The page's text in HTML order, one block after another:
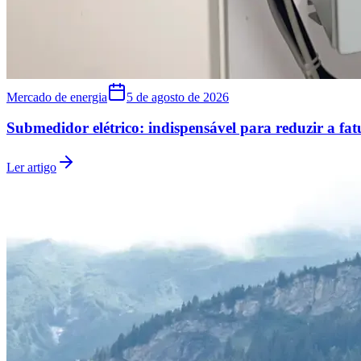
Mercado de energia 5 de agosto de 2026
Submedidor elétrico: indispensável para reduzir a
Ler artigo